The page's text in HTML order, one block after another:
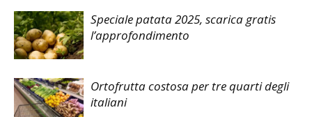
Speciale patata 2025, scarica gratis
l’approfondimento
Ortofrutta costosa per tre quarti degli
italiani